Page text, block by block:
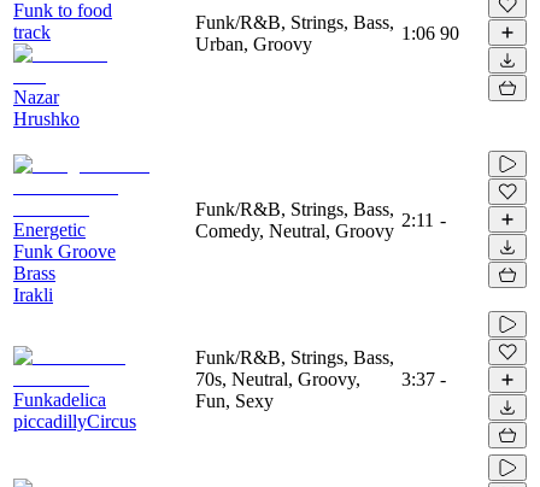
Funk to food
track
Nazar
Hrushko
Funk/R&B, Strings, Bass,
Urban, Groovy
1:06 90
Energetic
Funk Groove
Brass
Irakli
Funk/R&B, Strings, Bass,
Comedy, Neutral, Groovy
2:11 -
Funkadelica
piccadillyCircus
Funk/R&B, Strings, Bass,
70s, Neutral, Groovy,
Fun, Sexy
3:37 -